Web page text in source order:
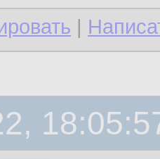
|